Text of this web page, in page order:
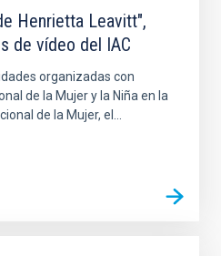
Henrietta Leavitt",
de vídeo del IAC
organizadas con
de la Mujer y la Niña en la
de la Mujer, el...